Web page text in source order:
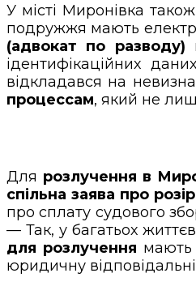
У місті Миронівка
подружжя мають
(адвокат по разводу)
ідентифікаційних
відкладався на
процессам, який не
Для розлучення в
спільна заява про
про сплату судового
— Так, у багатьох
для розлучення мають
юридичну